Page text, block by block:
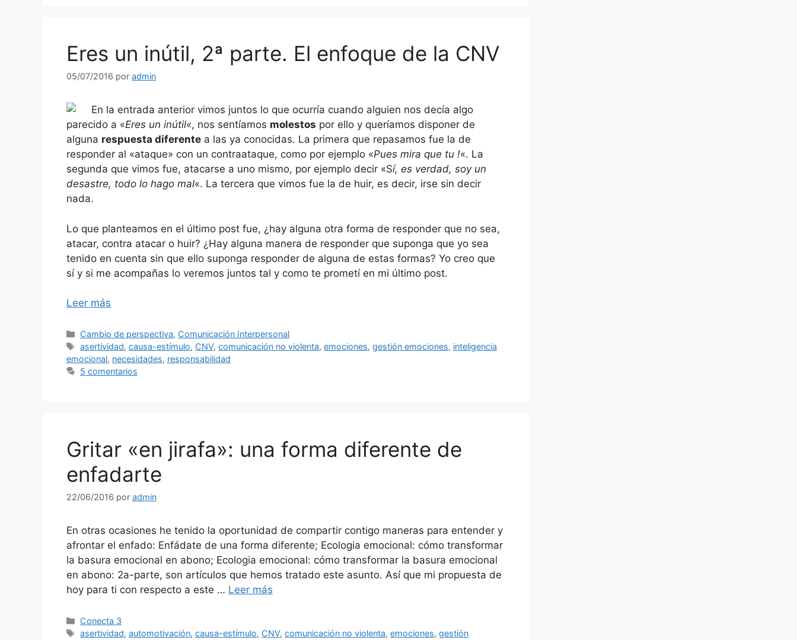
Eres un inútil, 2ª parte. El enfoque de la CNV
05/07/2016 por admin
En la entrada anterior vimos juntos lo que ocurría cuando alguien nos decía algo
parecido a «Eres un inútil«, nos sentíamos molestos por ello y queríamos disponer de
alguna respuesta diferente a las ya conocidas. La primera que repasamos fue la de
responder al «ataque» con un contraataque, como por ejemplo «Pues mira que tu !«. La
segunda que vimos fue, atacarse a uno mismo, por ejemplo decir «Sí, es verdad, soy un
desastre, todo lo hago mal«. La tercera que vimos fue la de huir, es decir, irse sin decir
nada.
Lo que planteamos en el último post fue, ¿hay alguna otra forma de responder que no sea,
atacar, contra atacar o huir? ¿Hay alguna manera de responder que suponga que yo sea
tenido en cuenta sin que ello suponga responder de alguna de estas formas? Yo creo que
sí y si me acompañas lo veremos juntos tal y como te prometí en mi último post.
Leer más
Categorías
Cambio de perspectiva, Comunicación Interpersonal
Etiquetas
asertividad,causa-estímulo, CNV,comunicación no violenta,emociones,gestión emociones, inteligencia
emocional, necesidades, responsabilidad
5 comentarios
Gritar «en jirafa»: una forma diferente de
enfadarte
22/06/2016 por admin
En otras ocasiones he tenido la oportunidad de compartir contigo maneras para entender y
afrontar el enfado: Enfádate de una forma diferente; Ecologia emocional: cómo transformar
la basura emocional en abono; Ecologia emocional: cómo transformar la basura emocional
en abono: 2a-parte, son artículos que hemos tratado este asunto. Así que mi propuesta de
hoy para ti con respecto a este … Leer más
Categorías
Conecta 3
Etiquetas
asertividad,automotivación,causa-estímulo, CNV,comunicación no violenta,emociones,gestión